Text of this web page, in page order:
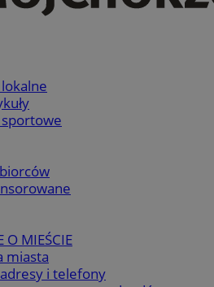
O MIEŚCIE
miasta
i telefony